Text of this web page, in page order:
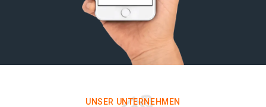
UNSER UNTERNEHMEN